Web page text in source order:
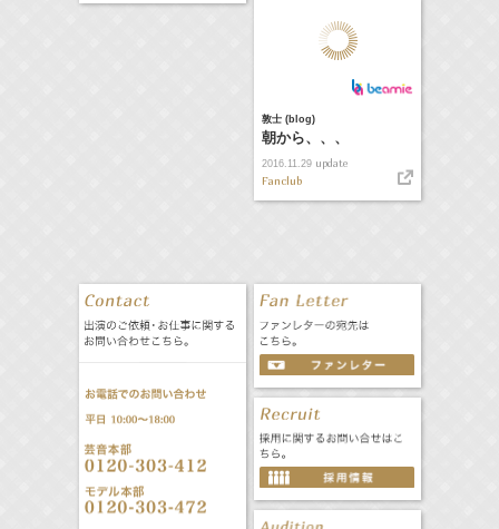
敦士 (blog)
朝から、、、
2016.11.29update
Fanclub